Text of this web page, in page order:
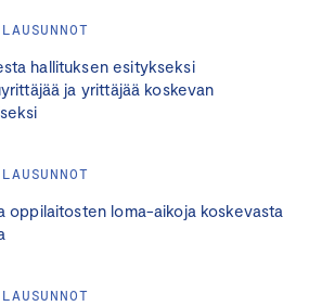
hallituksen esitykseksi
ja yrittäjää koskevan
oppilaitosten loma-aikoja koskevasta